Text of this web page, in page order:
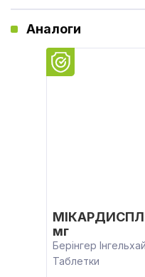
Аналоги
мг
Берінгер
Таблетки